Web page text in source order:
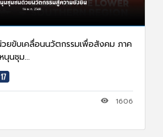
ขับเคลื่อนนวัตกรรมเพื่อสังคม ภาค
นุนชุม...
1606